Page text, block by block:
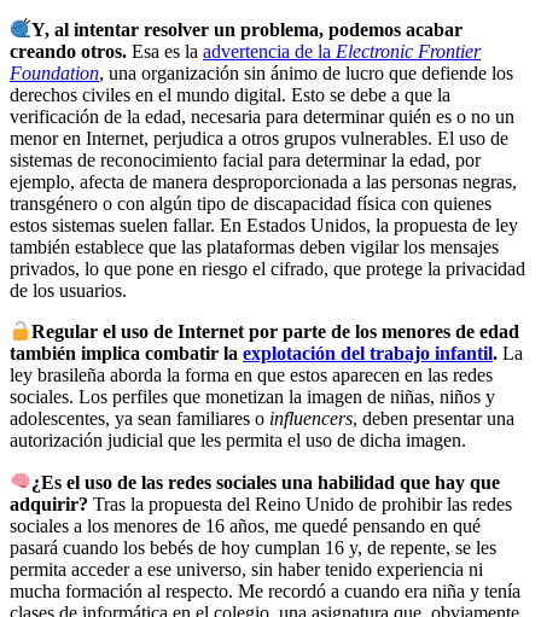
Y, al intentar resolver un problema, podemos acabar
creando otros. Esa es la advertencia de la Electronic Frontier
Foundation, una organización sin ánimo de lucro que defiende los
derechos civiles en el mundo digital. Esto se debe a que la
verificación de la edad, necesaria para determinar quién es o no un
menor en Internet, perjudica a otros grupos vulnerables. El uso de
sistemas de reconocimiento facial para determinar la edad, por
ejemplo, afecta de manera desproporcionada a las personas negras,
transgénero o con algún tipo de discapacidad física con quienes
estos sistemas suelen fallar. En Estados Unidos, la propuesta de ley
también establece que las plataformas deben vigilar los mensajes
privados, lo que pone en riesgo el cifrado, que protege la privacidad
de los usuarios.
Regular el uso de Internet por parte de los menores de edad
también implica combatir la explotación del trabajo infantil. La
ley brasileña aborda la forma en que estos aparecen en las redes
sociales. Los perfiles que monetizan la imagen de niñas, niños y
adolescentes, ya sean familiares o influencers, deben presentar una
autorización judicial que les permita el uso de dicha imagen.
¿Es el uso de las redes sociales una habilidad que hay que
adquirir? Tras la propuesta del Reino Unido de prohibir las redes
sociales a los menores de 16 años, me quedé pensando en qué
pasará cuando los bebés de hoy cumplan 16 y, de repente, se les
permita acceder a ese universo, sin haber tenido experiencia ni
mucha formación al respecto. Me recordó a cuando era niña y tenía
clases de informática en el colegio, una asignatura que, obviamente,